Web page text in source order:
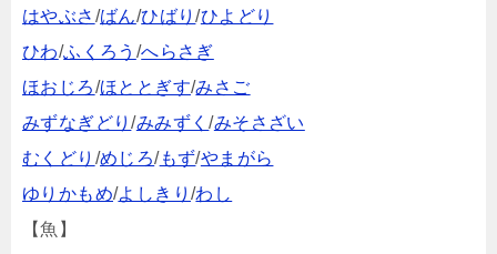
はやぶさ /ばん/ひばり/ひよどり
ひわ/ふくろう /へらさぎ
ほおじろ/ほととぎす/みさご
みずなぎどり/みみずく/みそさざい
むくどり /めじろ/もず/やまがら
ゆりかもめ/よしきり/わし
【魚】